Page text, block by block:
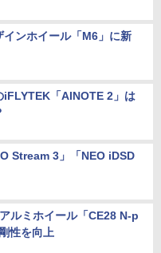
インホイール「M6」に新
iFLYTEK「AINOTE 2」は
Stream 3」「NEO iDSD
ルミホイール「CE28 N-p
性を向上